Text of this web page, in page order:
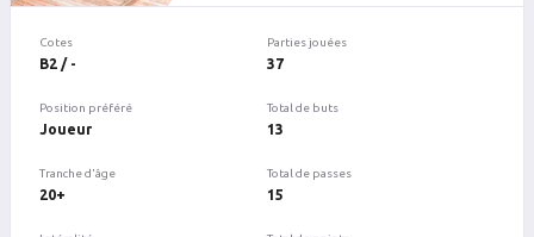
Cotes
B2 / -
Position préféré
Joueur
Tranche d'âge
20+
Parties jouées
37
Total de buts
13
Total de passes
15